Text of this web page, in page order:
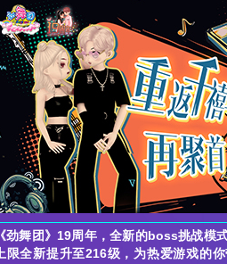
《劲舞团》19周年，全新的boss挑战模
上限全新提升至216级，为热爱游戏的